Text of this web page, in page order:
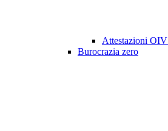
Attestazioni OIV
Burocrazia zero